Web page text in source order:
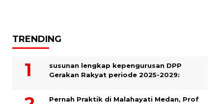
TRENDING
susunan lengkap kepengurusan DPP
Gerakan Rakyat periode 2025-2029:
Pernah Praktik di Malahayati Medan, Prof